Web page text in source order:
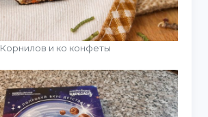
Корнилов и ко конфеты